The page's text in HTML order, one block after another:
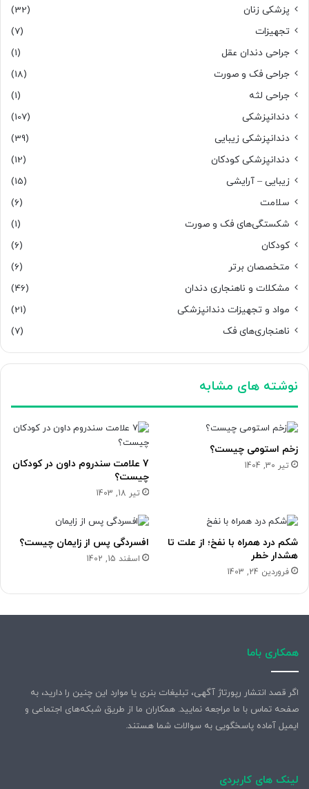
پزشکی زنان
(32)
تجهیزات
(7)
جراحی دندان عقل
(1)
جراحی فک و صورت
(18)
جراحی لثه
(1)
دندانپزشکی
(107)
دندانپزشکی زیبایی
(39)
دندانپزشکی کودکان
(12)
زیبایی – آرایشی
(15)
سلامت
(6)
شکستگی‌های فک و صورت
(1)
کودکان
(6)
متخصصان برتر
(6)
مشکلات و ناهنجاری دندان
(46)
مواد و تجهیزات دندانپزشکی
(21)
ناهنجاری‌های فک
(7)
نوشته های مشابه
زخم استومی چیست؟
تیر 30, 1404
7 علامت سندروم داون در کودکان
چیست؟
تیر 18, 1403
شکم درد همراه با نفخ؛ از علت تا
هشدار خطر
فروردین 24, 1403
افسردگی پس از زایمان چیست؟
اسفند 15, 1402
همکاری باما
اگر قصد انتشار رپورتاژ آگهی، تبلیغات بنری یا موارد این چنین را دارید، به
صفحه تماس با ما مراجعه نمایید. همکاران ما از طریق شبکه‌های اجتماعی و
ایمیل آماده پاسخگویی به سوالات شما هستند.
لینک های کاربردی